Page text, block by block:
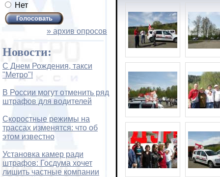
Нет
» архив опросов
Новости:
С Днем Рождения, такси
"Метро"!
В России могут отменить ряд
штрафов для водителей
Скоростные режимы на
трассах изменятся: что об
этом известно
Установка камер ради
штрафов: Госдума хочет
лишить частные компании